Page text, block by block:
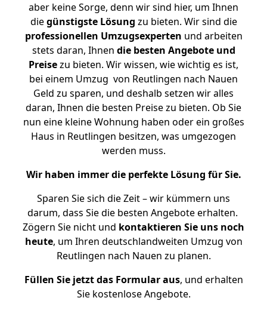
aber keine Sorge, denn wir sind hier, um Ihnen
diegünstigste Lösung zu bieten. Wir sind die
professionellen Umzugsexperten und arbeiten
stets daran, Ihnen die besten Angebote und
Preisezu bieten. Wir wissen, wie wichtig es ist,
bei einem Umzug von Reutlingen nach Nauen
Geld zu sparen, und deshalb setzen wir alles
daran, Ihnen die besten Preise zu bieten. Ob Sie
nun eine kleine Wohnung haben oder ein großes
Haus in Reutlingen besitzen, was umgezogen
werden muss.
Wir haben immer die perfekte Lösung für Sie.
Sparen Sie sich die Zeit – wir kümmern uns
darum, dass Sie die besten Angebote erhalten.
Zögern Sie nicht und kontaktieren Sie uns noch
heute, um Ihren deutschlandweiten Umzug von
Reutlingen nach Nauen zu planen.
Füllen Sie jetzt das Formular aus, und erhalten
Sie kostenlose Angebote.